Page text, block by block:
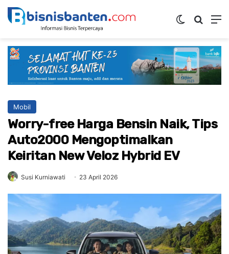
Switch skin
Mobil
Worry-free Harga Bensin Naik, Tips
Auto2000 Mengoptimalkan
Keiritan New Veloz Hybrid EV
Susi Kurniawati 23 April 2026